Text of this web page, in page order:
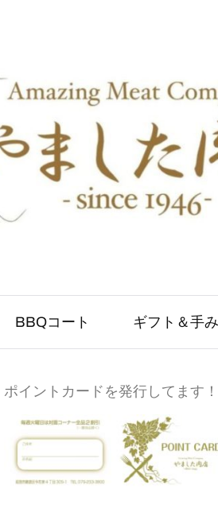
BBQコート ギフト＆手
ポイントカードを発行してます！